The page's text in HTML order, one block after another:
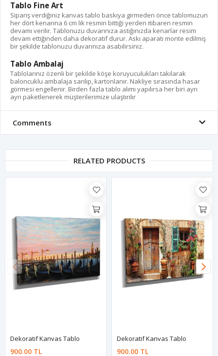
Tablo Fine Art
Sipariş verdiğiniz kanvas tablo baskıya girmeden önce tablomuzun
her dört kenarına 6 cm lik resmin bittiği yerden itibaren resmin
devamı verilir. Tablonuzu duvarınıza astığınızda kenarlar resim
devam ettiğinden daha dekoratif durur. Askı aparatı monte edilmiş
bir şekilde tablonuzu duvarınıza asabilirsiniz.
Tablo Ambalaj
Tablolarınız özenli bir şekilde köşe koruyuculukları takılarak
baloncuklu ambalaja sarılıp, kartonlanır. Nakliye sırasında hasar
görmesi engellenir. Birden fazla tablo alımı yapılırsa her biri ayrı
ayrı paketlenerek müşterilerimize ulaştırılır
Comments
RELATED PRODUCTS
Dekoratif Kanvas Tablo
900.00 TL
Dekoratif Kanvas Tablo
900.00 TL